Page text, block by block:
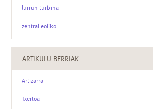
lurrun-turbina
zentral eoliko
ARTIKULU BERRIAK
Artizarra
Txertoa